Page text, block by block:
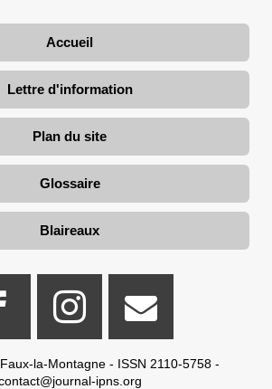
Accueil
Lettre d'information
Plan du site
Glossaire
Blaireaux
la-Montagne - ISSN 2110-5758 -
ipns.org